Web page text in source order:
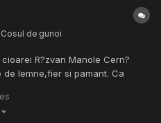
Cosul de gunoi
R?zvan Manole Cern?
lemne,fier si pamant. Ca
siguranta. Vreau sa devin
scaunului, sa am un...